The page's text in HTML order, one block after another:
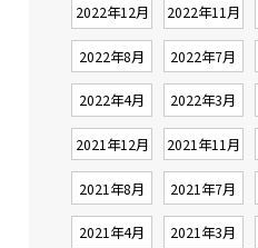
2022年12月 2022年11月
2022年8月 2022年7月
2022年4月 2022年3月
2021年12月 2021年11月
2021年8月 2021年7月
2021年4月 2021年3月